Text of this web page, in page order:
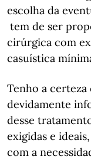
escolha da
tem de ser
cirúrgica com
casuística
Tenho a certeza
devidamente
desse
exigidas e
com a